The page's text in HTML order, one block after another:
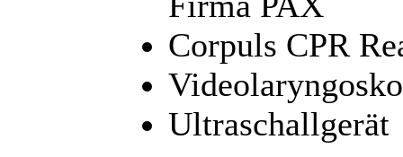
Corpuls CPR
Ultraschallgerät